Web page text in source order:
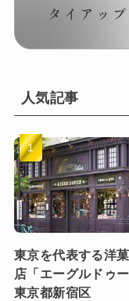
人気記事
東京を代表する洋
店「エーグルドゥ
東京都新宿区